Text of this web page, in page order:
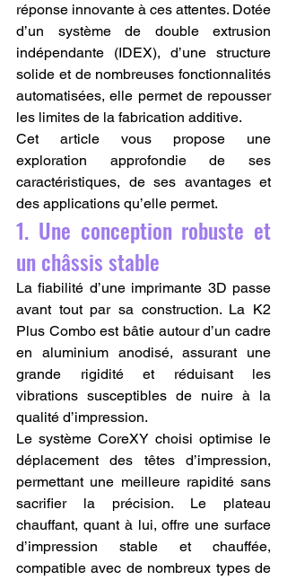
réponse innovante à ces attentes. Dotée
d’un système de double extrusion
indépendante (IDEX), d’une structure
solide et de nombreuses fonctionnalités
automatisées, elle permet de repousser
les limites de la fabrication additive.
Cet article vous propose une
exploration approfondie de ses
caractéristiques, de ses avantages et
des applications qu’elle permet.
1. Une conception robuste et
un châssis stable
La fiabilité d’une imprimante 3D passe
avant tout par sa construction. La K2
Plus Combo est bâtie autour d’un cadre
en aluminium anodisé, assurant une
grande rigidité et réduisant les
vibrations susceptibles de nuire à la
qualité d’impression.
Le système CoreXY choisi optimise le
déplacement des têtes d’impression,
permettant une meilleure rapidité sans
sacrifier la précision. Le plateau
chauffant, quant à lui, offre une surface
d’impression stable et chauffée,
compatible avec de nombreux types de